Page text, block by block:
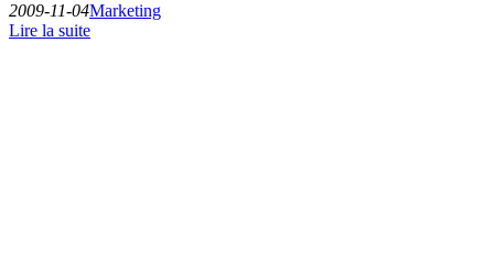
2009-11-04Marketing
Lire la suite